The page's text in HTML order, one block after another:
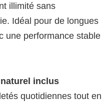
illimité sans
Idéal pour de longues
une performance stable
inclus
quotidiennes tout en